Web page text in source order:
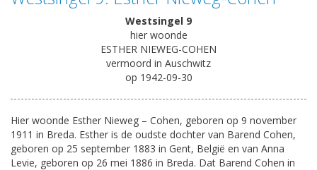
Westsingel 9
hier woonde
ESTHER NIEWEG-COHEN
vermoord in Auschwitz
op 1942-09-30
Hier woonde Esther Nieweg – Cohen, geboren op 9 november
1911 in Breda. Esther is de oudste dochter van Barend Cohen,
geboren op 25 september 1883 in Gent, België en van Anna
Levie, geboren op 26 mei 1886 in Breda. Dat Barend Cohen in